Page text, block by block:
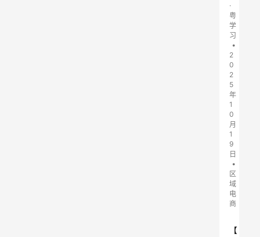
·
粤
学
习
•
2
0
2
5
年
1
0
月
1
9
日
•
区
域
电
商
【